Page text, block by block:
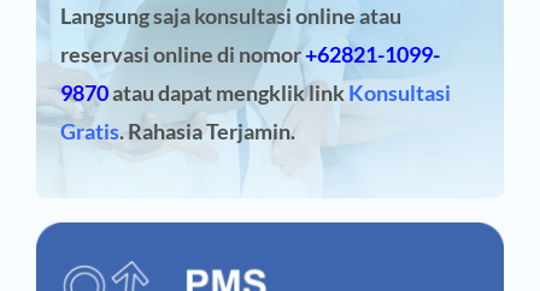
Langsung saja konsultasi online atau
reservasi onlinedi nomor+62821-1099-
9870atau dapat mengklik linkKonsultasi
Gratis. Rahasia Terjamin.